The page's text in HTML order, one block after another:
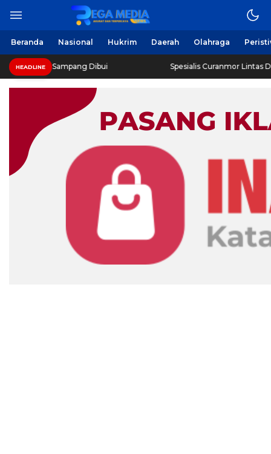
Beranda Nasional Hukrim Daerah Olahraga
HEADLINEDibui Spesialis Curanmor Lintas Daerah